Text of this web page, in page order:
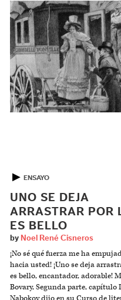
▶ ENSAYO
UNO SE DEJA
ARRASTRAR POR
ES BELLO
by Noel René Cisneros
¡No sé qué fuerza me ha
hacia usted! ¡Uno se deja
es bello, encantador, adorable!
Bovary, Segunda parte,